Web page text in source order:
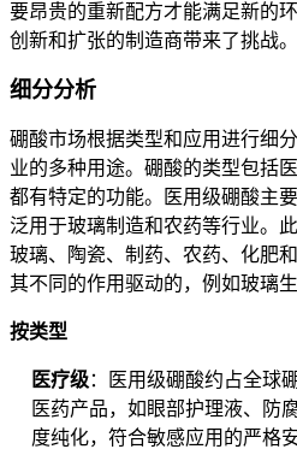
要昂贵的重新配方才能满足新的
创新和扩张的制造商带来了挑战。
细分分析
硼酸市场根据类型和应用进行细
业的多种用途。硼酸的类型包括
都有特定的功能。医用级硼酸主
泛用于玻璃制造和农药等行业。
玻璃、陶瓷、制药、农药、化肥
其不同的作用驱动的，例如玻璃
按类型
医疗级：医用级硼酸约占全球
医药产品，如眼部护理液、防
度纯化，符合敏感应用的严格